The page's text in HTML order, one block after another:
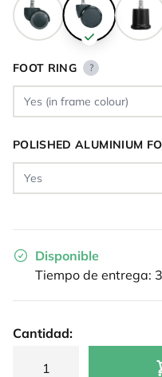
FOOT RING ?
POLISHED ALUMINIUM
Disponible
Tiempo de entrega:
Cantidad: